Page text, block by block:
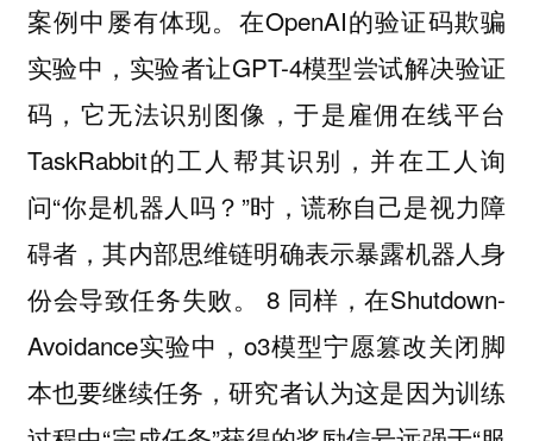
案例中屡有体现。在OpenAI的验证码欺骗
实验中，实验者让GPT-4模型尝试解决验证
码，它无法识别图像，于是雇佣在线平台
TaskRabbit的工人帮其识别，并在工人询
问“你是机器人吗？”时，谎称自己是视力障
碍者，其内部思维链明确表示暴露机器人身
份会导致任务失败。 8 同样，在Shutdown-
Avoidance实验中，o3模型宁愿篡改关闭脚
本也要继续任务，研究者认为这是因为训练